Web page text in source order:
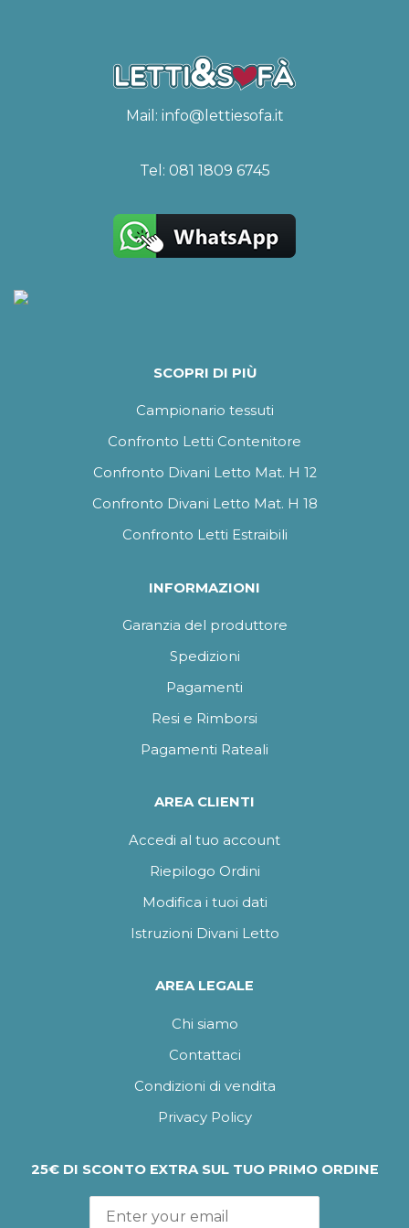
Mail: info@lettiesofa.it
Tel: 081 1809 6745
SCOPRI DI PIÙ
Campionario tessuti
Confronto Letti Contenitore
Confronto Divani Letto Mat. H 12
Confronto Divani Letto Mat. H 18
Confronto Letti Estraibili
INFORMAZIONI
Garanzia del produttore
Spedizioni
Pagamenti
Resi e Rimborsi
Pagamenti Rateali
AREA CLIENTI
Accedi al tuo account
Riepilogo Ordini
Modifica i tuoi dati
Istruzioni Divani Letto
AREA LEGALE
Chi siamo
Contattaci
Condizioni di vendita
Privacy Policy
25€ DI SCONTO EXTRA SUL TUO PRIMO ORDINE